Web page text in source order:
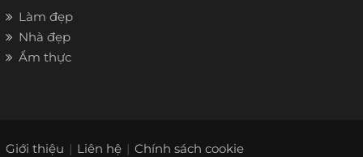
Làm đẹp
Nhà đẹp
Ẩm thực
Giới thiệu Liên hệ Chính sách cookie